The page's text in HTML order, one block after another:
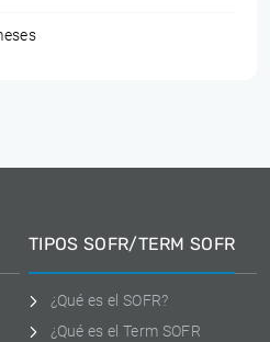
TIPOS SOFR/TERM SOFR
¿Qué es el SOFR?
¿Qué es el Term SOFR